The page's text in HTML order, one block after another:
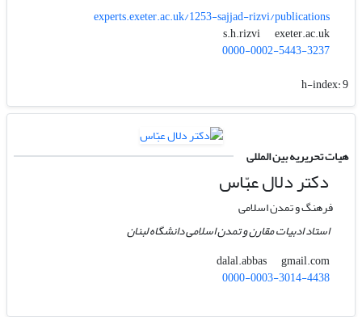
experts.exeter.ac.uk/1253-sajjad-rizvi/publications
s.h.rizvi
exeter.ac.uk
0000-0002-5443-3237
h-index:9
هیات تحریریه بین المللی
دکتر دلال عبّاس
فرهنگ و تمدن اسلامی
استاد ادبیات مقارن و تمدن اسلامی دانشگاه لبنان
dalal.abbas
gmail.com
0000-0003-3014-4438